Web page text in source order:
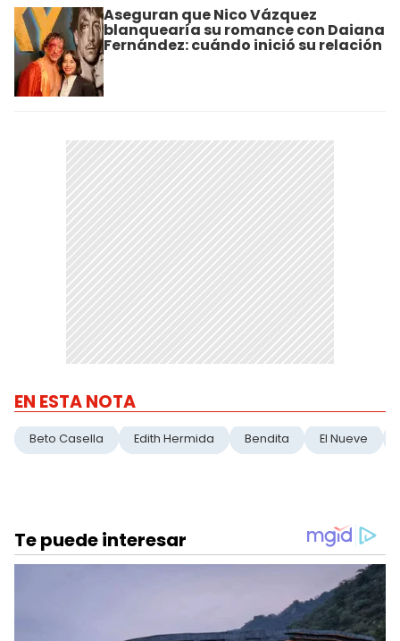
Aseguran que Nico Vázquez
blanquearía su romance con Daiana
Fernández: cuándo inició su relación
EN ESTA NOTA
Beto Casella Edith Hermida Bendita El Nueve